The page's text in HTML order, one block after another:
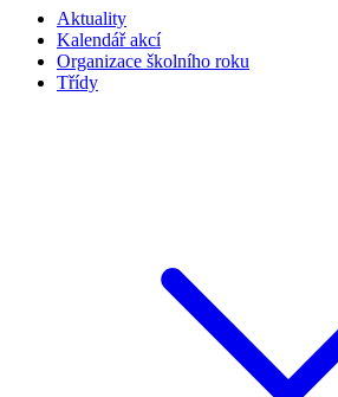
Aktuality
Kalendář akcí
Organizace školního roku
Třídy